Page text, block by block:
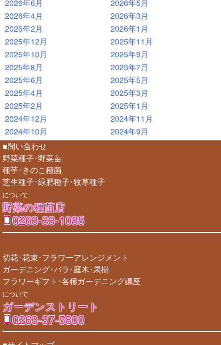
2026年6月
2026年5月
2026年4月
2026年3月
2026年2月
2026年1月
2025年12月
2025年11月
2025年10月
2025年9月
2025年8月
2025年7月
2025年6月
2025年5月
2025年4月
2025年3月
2025年2月
2025年1月
2024年12月
2024年11月
2024年10月
2024年9月
■問い合わせ
野菜種子･野菜苗
種芋･きのこ種菌
芝生種子･緑肥種子･牧草種子
について
野菜の種苗店
0263-33-1085
切花･花束･フラワーアレンジメント
ガーデニング･バラ･庭木･果樹
フラワーギフト･各種ガーデニング講座
について
ガーデンストリート
0263-37-5800